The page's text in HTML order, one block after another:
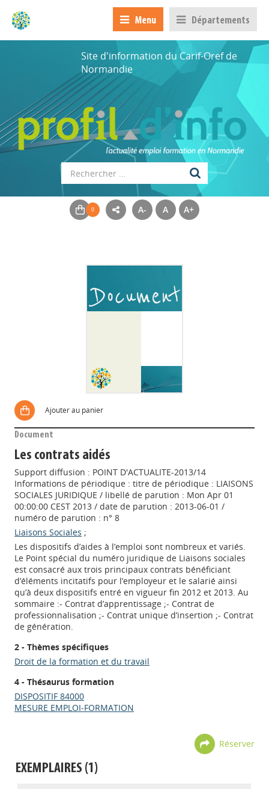
Menu Départements
Site d'information du Carif-Oref de
Normandie
A- A A+
Ajouter au panier
Document
Les contrats aidés
Support diffusion : POINT D'ACTUALITE-2013/14
Informations de périodique : titre de périodique : LIAISONS
SOCIALES JURIDIQUE / libellé de parution : Mon Apr 01
00:00:00 CEST 2013 / date de parution : 2013-06-01 /
numéro de parution : n° 8
Liaisons Sociales ;
Les dispositifs d’aides à l’emploi sont nombreux et variés.
Le Point spécial du numéro juridique de Liaisons sociales
est consacré aux trois principaux contrats bénéficiant
d’éléments incitatifs pour l’employeur et le salarié ainsi
qu’à deux dispositifs entré en vigueur fin 2012 et 2013. Au
sommaire :- Contrat d’apprentissage ;- Contrat de
professionnalisation ;- Contrat unique d’insertion ;- Contrat
de génération.
2 - Thèmes spécifiques
Droit de la formation et du travail
4 - Thésaurus formation
DISPOSITIF 84000
MESURE EMPLOI-FORMATION
Réserver
EXEMPLAIRES (1)